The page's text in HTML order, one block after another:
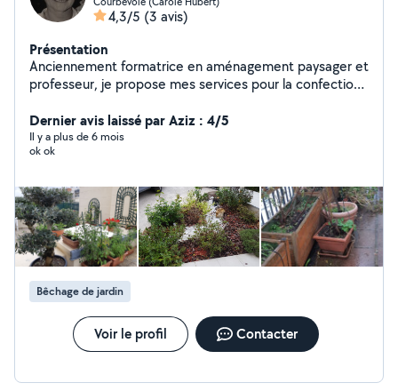
4,3/5 (3 avis)
Présentation
Anciennement formatrice en aménagement paysager et
professeur, je propose mes services pour la confection
du micro arrosage indispensable de nos jours.
Dernier avis laissé par Aziz : 4/5
Il y a plus de 6 mois
ok ok
Bêchage de jardin
Voir le profil Contacter